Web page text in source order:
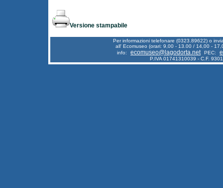
Versione stampabile
Per informazioni telefonare (0323.89622) o
all' Ecomuseo (orari: 9,00 - 13.00 / 14,00 -
info:
ecomuseo@lagodorta.net PEC:
P.IVA 01741310039 - C.F.